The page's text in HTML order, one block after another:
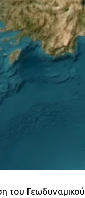
του Γεωδυναμικού